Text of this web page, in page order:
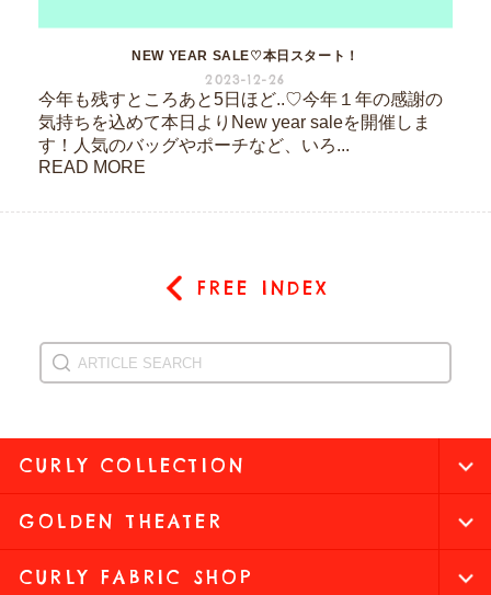
NEW YEAR SALE♡本日スタート！
2023-12-26
今年も残すところあと5日ほど..♡今年１年の感謝の
気持ちを込めて本日よりNew year saleを開催しま
す！人気のバッグやポーチなど、いろ...
READ MORE
FREE INDEX
CURLY COLLECTION
GOLDEN THEATER
CURLY FABRIC SHOP